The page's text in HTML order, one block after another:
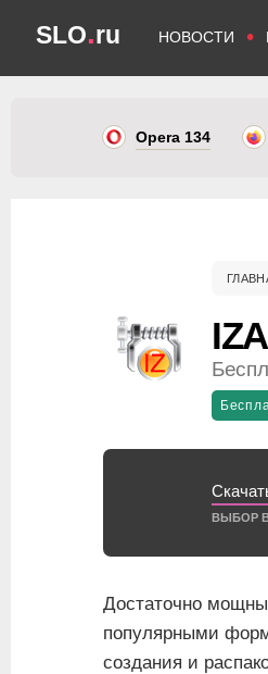
SLO.ru НОВОСТИ •
Opera 134
ВЫБОР
Достаточно
популярными
создания и